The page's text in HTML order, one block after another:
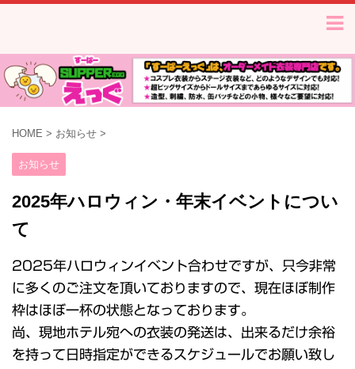
HOME > お知らせ >
お知らせ
2025年ハロウィン・年末イベントについ
て
2025年ハロウィンイベント合わせですが、只今非常
に多くのご注文を頂いておりますので、現在ほぼ制作
枠はほぼ一杯の状態となっております。
尚、現地ホテル宛への衣装の発送は、出来るだけ余裕
を持って日時指定ができるスケジュールでお願い致し